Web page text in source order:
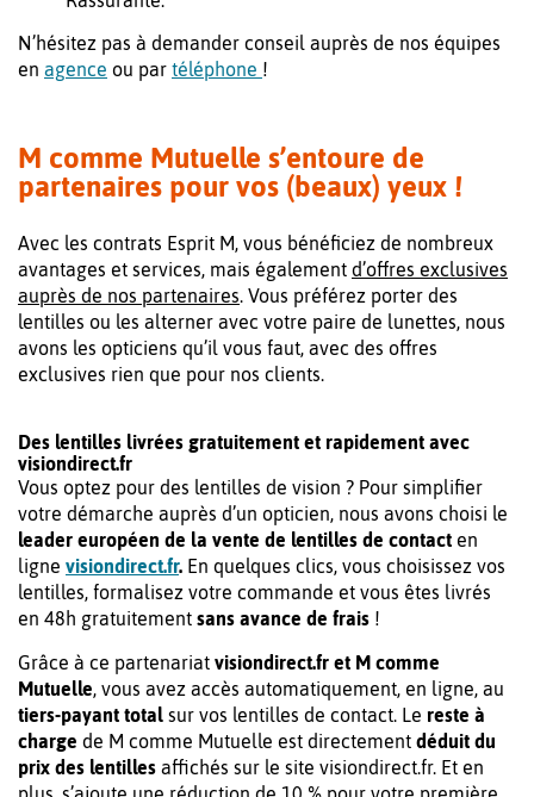
N’hésitez pas à demander conseil auprès de nos équipes
en agence ou par téléphone !
M comme Mutuelle s’entoure de
partenaires pour vos (beaux) yeux !
Avec les contrats Esprit M, vous bénéficiez de nombreux
avantages et services, mais également d’offres exclusives
auprès de nos partenaires. Vous préférez porter des
lentilles ou les alterner avec votre paire de lunettes, nous
avons les opticiens qu’il vous faut, avec des offres
exclusives rien que pour nos clients.
Des lentilles livrées gratuitement et rapidement avec
visiondirect.fr
Vous optez pour des lentilles de vision ? Pour simplifier
votre démarche auprès d’un opticien, nous avons choisi le
leader européen de la vente de lentilles de contact en
ligne visiondirect.fr. En quelques clics, vous choisissez vos
lentilles, formalisez votre commande et vous êtes livrés
en 48h gratuitement sans avance de frais !
Grâce à ce partenariat visiondirect.fr et M comme
Mutuelle, vous avez accès automatiquement, en ligne, au
tiers-payant total sur vos lentilles de contact. Le reste à
charge de M comme Mutuelle est directement déduit du
prix des lentilles affichés sur le site visiondirect.fr. Et en